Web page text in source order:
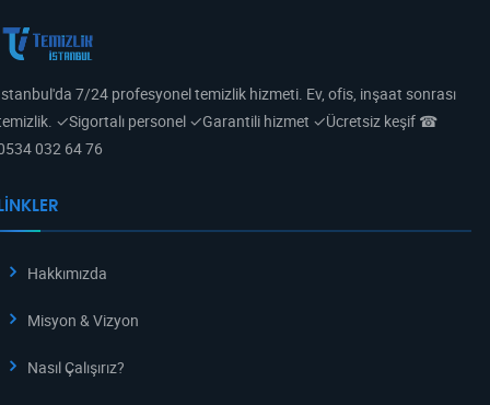
7/24 profesyonel temizlik hizmeti. Ev, ofis, inşaat sonrası
✓Sigortalı personel ✓Garantili hizmet ✓Ücretsiz keşif ☎
032 64 76
Hakkımızda
Misyon & Vizyon
Nasıl Çalışırız?